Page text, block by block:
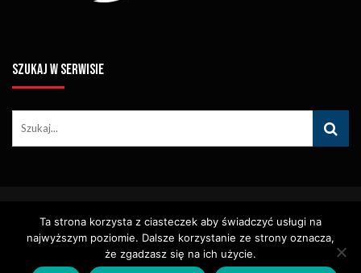
SZUKAJ W SERWISIE
Tym Zdjęć, Materiałów Wideo) Bez Pisemnego Zezwolenia
Zabronione.
Identyfikacja Wizualna – Logotypy
Polityka Cookies
Polityka Prywatności
Ta strona korzysta z ciasteczek aby świadczyć usługi na
najwyższym poziomie. Dalsze korzystanie ze strony oznacza,
że zgadzasz się na ich użycie.